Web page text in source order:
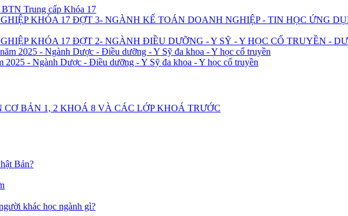
Trung cấp Khóa 17
KHÓA 17 ĐỢT 3- NGÀNH KẾ TOÁN DOANH NGHIỆP - TIN HỌC ỨNG
KHÓA 17 ĐỢT 2- NGÀNH ĐIỀU DƯỠNG - Y SỸ - Y HỌC CỔ TRUYỀN -
2025 - Ngành Dược - Điều dưỡng - Y Sỹ đa khoa - Y học cổ truyền
- Ngành Dược - Điều dưỡng - Y Sỹ đa khoa - Y học cổ truyền
BẢN 1, 2 KHOÁ 8 VÀ CÁC LỚP KHOÁ TRƯỚC
Bản?
khác học ngành gì?